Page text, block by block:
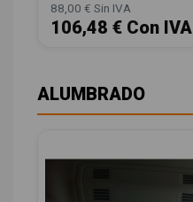
88,00 € Sin IVA
106,48 € Con IVA
ALUMBRADO